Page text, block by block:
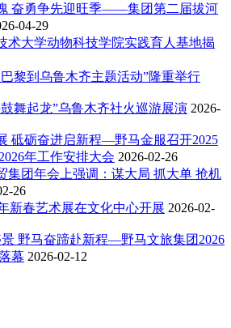
奋勇争先迎旺季——集团第二届拔河
04-29
术大学动物科技学院实践育人基地揭
黎到乌鲁木齐主题活动”隆重举行
舞起龙”乌鲁木齐社火巡游展演 2026-
砥砺奋进启新程—野马金服召开2025
年工作安排大会 2026-02-26
集团年会上强调：谋大局 抓大单 抢机
26
新春艺术展在文化中心开展 2026-02-
野马奋蹄赴新程—野马文旅集团2026
幕 2026-02-12